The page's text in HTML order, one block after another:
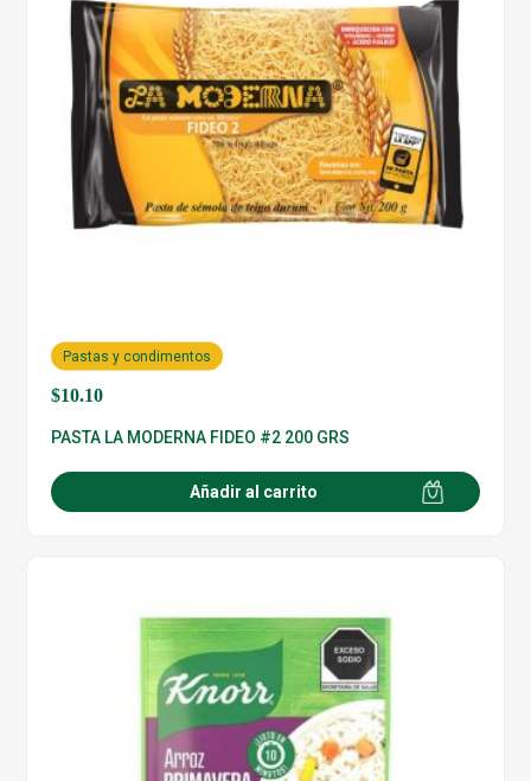
$10.10
Pastas y condimentos
PASTA LA MODERNA FIDEO #2 200 GRS
Añadir al carrito